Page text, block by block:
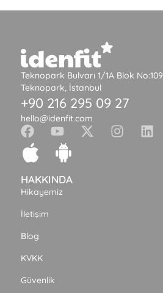
Teknopark Bulvarı 1/1A Blok No:109
Teknopark, İstanbul
+90 216 295 09 27
hello@idenfit.com
HAKKINDA
Hikayemiz
İletişim
Blog
KVKK
Güvenlik